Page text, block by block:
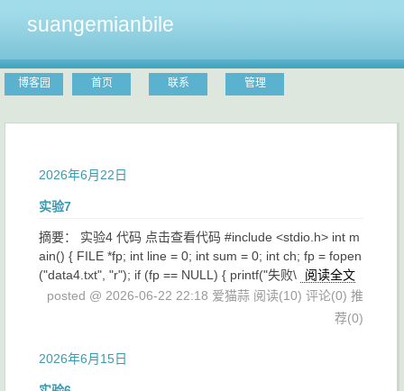
suangemianbile
博客园 首页 联系 管理
2026年6月22日
实验7
摘要： 实验4 代码 点击查看代码 #include <stdio.h> int m
ain() { FILE *fp; int line = 0; int sum = 0; int ch; fp = fopen
("data4.txt", "r"); if (fp == NULL) { printf("失败\
阅读全文
posted @ 2026-06-22 22:18 爱猫蒜 阅读(10) 评论(0) 推
荐(0)
2026年6月15日